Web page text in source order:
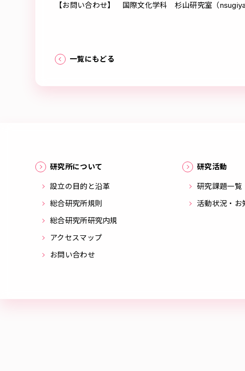
【お問い合わせ】 国際文化学科 杉山研究室（
一覧にもどる
研究所について
設立の目的と沿革
総合研究所規則
総合研究所研究内規
アクセスマップ
お問い合わせ
研究活動
研究課題一覧
活動状況・お